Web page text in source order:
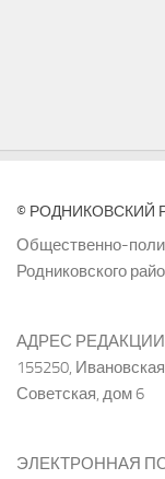
© РОДНИКОВСКИЙ
Общественно-
Родниковского
АДРЕС
155250,
Советская, дом 6
ЭЛЕКТРОННАЯ